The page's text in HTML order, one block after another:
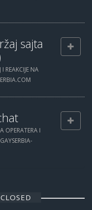
sajta
REAKCIJE NA
OPERATERA I